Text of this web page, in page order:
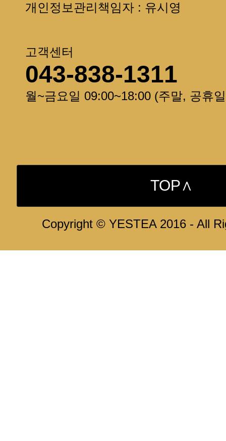
개인정보관리책임자 : 유시영
고객센터
043-838-1311
월~금요일 09:00~18:00 (주말, 공휴
TOP∧
Copyright © YESTEA 2016 - All